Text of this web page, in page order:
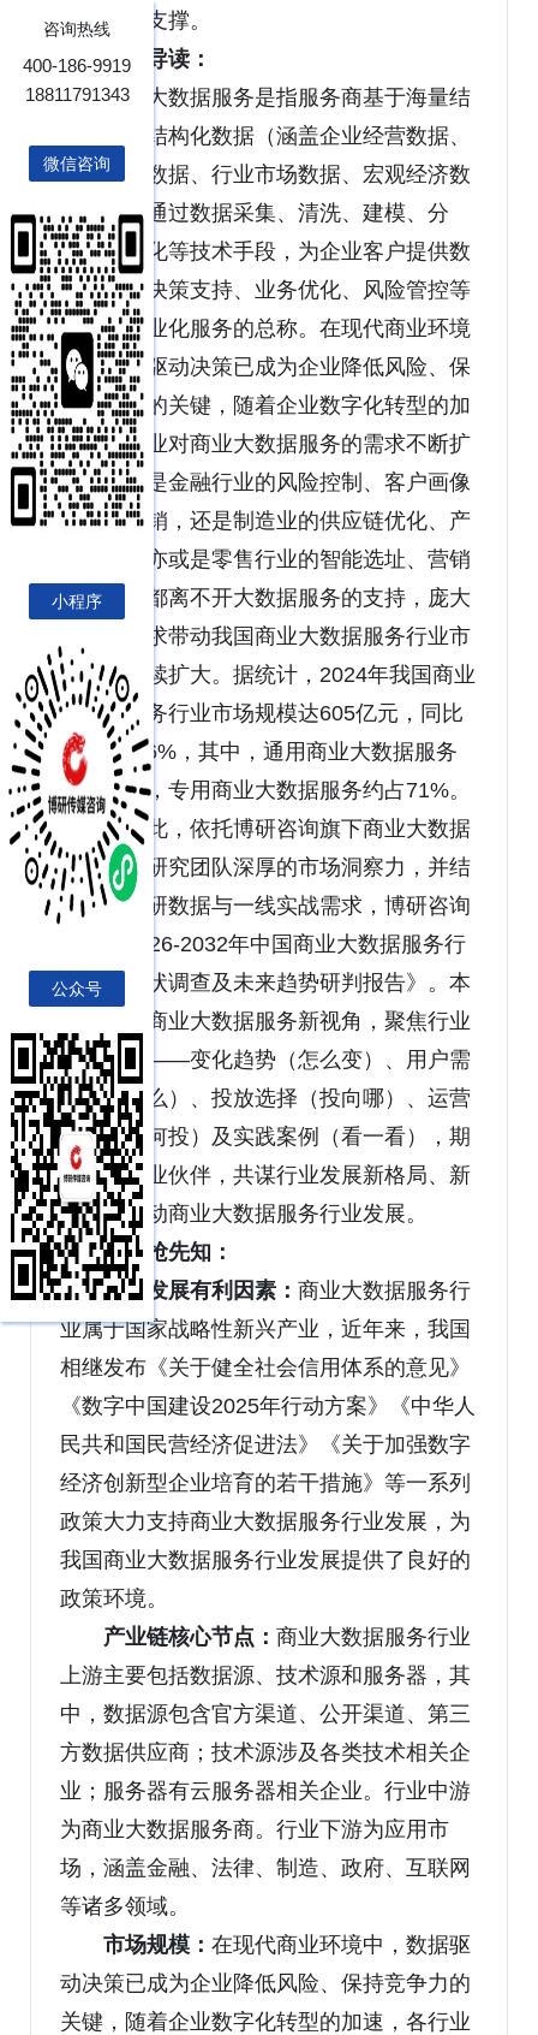
提供重要支撑。
报告导读：
商业大数据服务是指服务商基于海量结
构化与非结构化数据（涵盖企业经营数据、
用户行为数据、行业市场数据、宏观经济数
据等），通过数据采集、清洗、建模、分
析、可视化等技术手段，为企业客户提供数
据洞察、决策支持、业务优化、风险管控等
一系列专业化服务的总称。在现代商业环境
中，数据驱动决策已成为企业降低风险、保
持竞争力的关键，随着企业数字化转型的加
速，各行业对商业大数据服务的需求不断扩
大，无论是金融行业的风险控制、客户画像
和精准营销，还是制造业的供应链优化、产
品创新，亦或是零售行业的智能选址、营销
推广等，都离不开大数据服务的支持，庞大
的市场需求带动我国商业大数据服务行业市
场规模持续扩大。据统计，2024年我国商业
大数据服务行业市场规模达605亿元，同比
增长20.76%，其中，通用商业大数据服务
约占29%，专用商业大数据服务约占71%。
基于此，依托博研咨询旗下商业大数据
服务行业研究团队深厚的市场洞察力，并结
合多年调研数据与一线实战需求，博研咨询
推出《2026-2032年中国商业大数据服务行
业市场现状调查及未来趋势研判报告》。本
报告立足商业大数据服务新视角，聚焦行业
核心议题——变化趋势（怎么变）、用户需
求（要什么）、投放选择（投向哪）、运营
方法（如何投）及实践案例（看一看），期
待携手行业伙伴，共谋行业发展新格局、新
机遇，推动商业大数据服务行业发展。
观点抢先知：
行业发展有利因素： 商业大数据服务行
业属于国家战略性新兴产业，近年来，我国
相继发布《关于健全社会信用体系的意见》
《数字中国建设2025年行动方案》《中华人
民共和国民营经济促进法》《关于加强数字
经济创新型企业培育的若干措施》等一系列
政策大力支持商业大数据服务行业发展，为
我国商业大数据服务行业发展提供了良好的
政策环境。
产业链核心节点： 商业大数据服务行业
上游主要包括数据源、技术源和服务器，其
中，数据源包含官方渠道、公开渠道、第三
方数据供应商；技术源涉及各类技术相关企
业；服务器有云服务器相关企业。行业中游
为商业大数据服务商。行业下游为应用市
场，涵盖金融、法律、制造、政府、互联网
等诸多领域。
市场规模： 在现代商业环境中，数据驱
动决策已成为企业降低风险、保持竞争力的
关键，随着企业数字化转型的加速，各行业
咨询热线
400-186-9919
18811791343
微信咨询
小程序
公众号